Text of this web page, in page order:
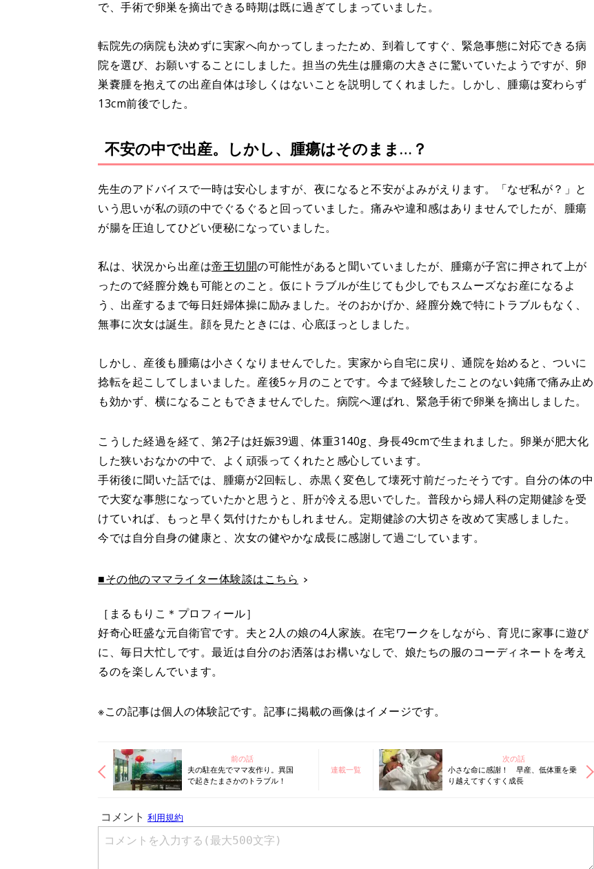
で、手術で卵巣を摘出できる時期は既に過ぎてしまっていました。
転院先の病院も決めずに実家へ向かってしまったため、到着してすぐ、緊急事態に対応できる病
院を選び、お願いすることにしました。担当の先生は腫瘍の大きさに驚いていたようですが、卵
巣嚢腫を抱えての出産自体は珍しくはないことを説明してくれました。しかし、腫瘍は変わらず
13cm前後でした。
不安の中で出産。しかし、腫瘍はそのまま…？
先生のアドバイスで一時は安心しますが、夜になると不安がよみがえります。「なぜ私が？」と
いう思いが私の頭の中でぐるぐると回っていました。痛みや違和感はありませんでしたが、腫瘍
が腸を圧迫してひどい便秘になっていました。
私は、状況から出産は帝王切開の可能性があると聞いていましたが、腫瘍が子宮に押されて上が
ったので経膣分娩も可能とのこと。仮にトラブルが生じても少しでもスムーズなお産になるよ
う、出産するまで毎日妊婦体操に励みました。そのおかげか、経膣分娩で特にトラブルもなく、
無事に次女は誕生。顔を見たときには、心底ほっとしました。
しかし、産後も腫瘍は小さくなりませんでした。実家から自宅に戻り、通院を始めると、ついに
捻転を起こしてしまいました。産後5ヶ月のことです。今まで経験したことのない鈍痛で痛み止め
も効かず、横になることもできませんでした。病院へ運ばれ、緊急手術で卵巣を摘出しました。
こうした経過を経て、第2子は妊娠39週、体重3140g、身長49cmで生まれました。卵巣が肥大化
した狭いおなかの中で、よく頑張ってくれたと感心しています。
手術後に聞いた話では、腫瘍が2回転し、赤黒く変色して壊死寸前だったそうです。自分の体の中
で大変な事態になっていたかと思うと、肝が冷える思いでした。普段から婦人科の定期健診を受
けていれば、もっと早く気付けたかもしれません。定期健診の大切さを改めて実感しました。
今では自分自身の健康と、次女の健やかな成長に感謝して過ごしています。
■その他のママライター体験談はこちら
［まるもりこ＊プロフィール］
好奇心旺盛な元自衛官です。夫と2人の娘の4人家族。在宅ワークをしながら、育児に家事に遊び
に、毎日大忙しです。最近は自分のお洒落はお構いなしで、娘たちの服のコーディネートを考え
るのを楽しんでいます。
※この記事は個人の体験記です。記事に掲載の画像はイメージです。
前の話
夫の駐在先でママ友作り。異国
で起きたまさかのトラブル！
連載一覧
次の話
小さな命に感謝！ 早産、低体重を乗
り越えてすくすく成長